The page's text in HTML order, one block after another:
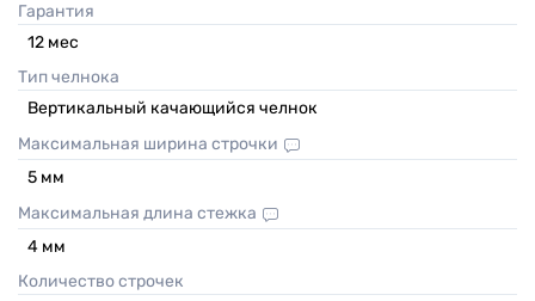
Гарантия
12 мес
Тип челнока
Вертикальный качающийся челнок
Максимальная ширина строчки
5 мм
Максимальная длина стежка
4 мм
Количество строчек